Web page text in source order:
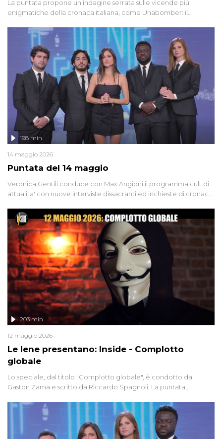
La puntata propone un'indagine serrata sulle vicende più
enigmatiche della cronaca italiana, come Unabomber: il
'90 e il 2000 che, inquietantemente, potrebbe essere ancora in
libertà. Lo speciale affronta inoltre le zone d'ombra sul Mostro di
Firenze, le cui responsabilità appaiono ancora oggi avvolte in un
groviglio di dubbi mai chiariti. Nel corso dello speciale anche
l'intervista inedita a Olindo Romano, realizzata ne...
Puntata del 14 maggio
198 min
14 maggio 2026
Veronica Gentili conduce con Max Angioni il programma cult di
attualita' con nuove interviste dissacranti ed inchieste di cronaca
Le Iene presentano: Inside - Complotto
globale
203 min
12 maggio 2026
Lo speciale, dal titolo "Complotto globale", è condotto da
Gaston Zama e scritto da Riccardo Spagnoli. La puntata,
racconta l'universo delle narrazioni alternative, dei sospetti
globali e del complottismo che negli ultimi anni hanno invaso
social network, talk show, piazze digitali e immaginario collettivo.